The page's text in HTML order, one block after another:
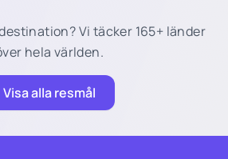
Vi täcker 165+ länder
hela världen.
Visa alla resmål